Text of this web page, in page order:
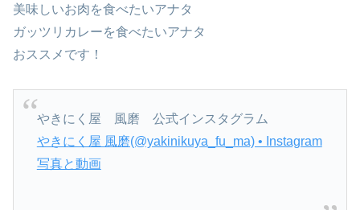
美味しいお肉を食べたいアナタ
ガッツリカレーを食べたいアナタ
おススメです！
やきにく屋 風磨 公式インスタグラム
やきにく屋 風磨(@yakinikuya_fu_ma) • Instagram
写真と動画